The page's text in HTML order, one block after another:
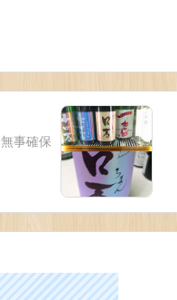
無事確保